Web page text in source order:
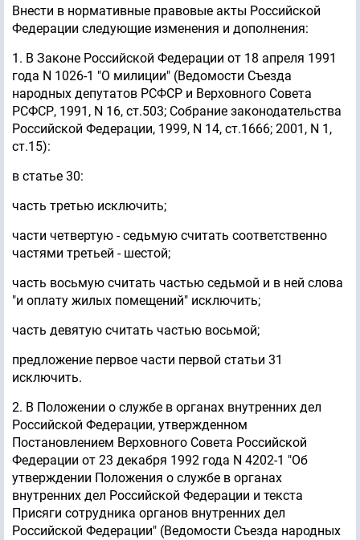
Внести в нормативные правовые акты Российской
Федерации следующие изменения и дополнения:
1. В Законе Российской Федерации от 18 апреля 1991
года N 1026-1 "О милиции" (Ведомости Съезда
народных депутатов РСФСР и Верховного Совета
РСФСР, 1991, N 16, ст.503; Собрание законодательства
Российской Федерации, 1999, N 14, ст.1666; 2001, N 1,
ст.15):
в статье 30:
часть третью исключить;
части четвертую - седьмую считать соответственно
частями третьей - шестой;
часть восьмую считать частью седьмой и в ней слова
"и оплату жилых помещений" исключить;
часть девятую считать частью восьмой;
предложение первое части первой статьи 31
исключить.
2. В Положении о службе в органах внутренних дел
Российской Федерации, утвержденном
Постановлением Верховного Совета Российской
Федерации от 23 декабря 1992 года N 4202-1 "Об
утверждении Положения о службе в органах
внутренних дел Российской Федерации и текста
Присяги сотрудника органов внутренних дел
Российской Федерации" (Ведомости Съезда народных